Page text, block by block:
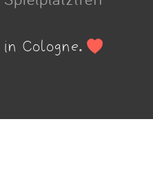
in Cologne.